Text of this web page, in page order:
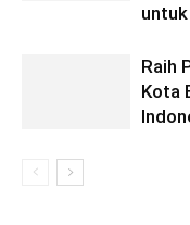
Raih
Kota